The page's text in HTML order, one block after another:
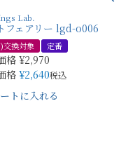
Lab.
フェアリー lgd-o006
交換対象 定番
格 ¥2,970
格 ¥2,640税込
トに入れる